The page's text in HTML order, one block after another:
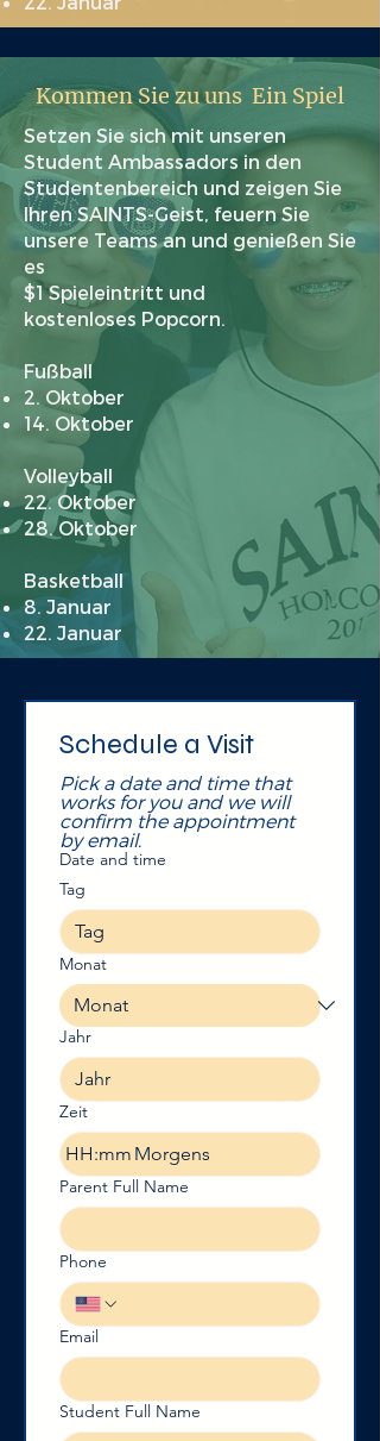
Kommen Sie zu uns Ein Spiel
Setzen Sie sich mit unseren
Student Ambassadors in den
Studentenbereich und zeigen Sie
Ihren SAINTS-Geist, feuern Sie
unsere Teams an und genießen Sie
es
$1 Spieleintritt und
kostenloses Popcorn.
Fußball
2. Oktober
14. Oktober
Volleyball
22. Oktober
28. Oktober
Basketball
8. Januar
22. Januar
Schedule a Visit
Pick a date and time that
works for you and we will
confirm the appointment
Date and time
Tag
Monat
Jahr
Zeit
: Morgens
Parent Full Name
Phone
Email
Student Full Name